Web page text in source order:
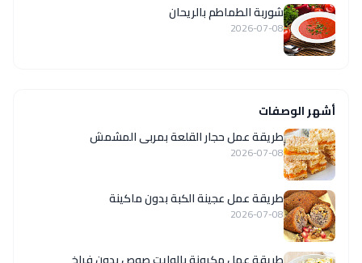
شوربة الطماطم بالريحان
2026-07-08
أشهر الوصفات
طريقة عمل حجار القلعة بمربى المشمش
2026-07-08
طريقة عمل عجينة الكبة بدون ماكينة
2026-07-08